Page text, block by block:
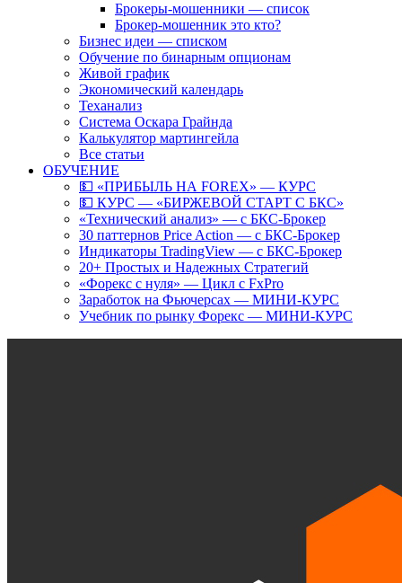
Брокеры-мошенники — список
Брокер-мошенник это кто?
Бизнес идеи — списком
Обучение по бинарным опционам
Живой график
Экономический календарь
Теханализ
Система Оскара Грайнда
Калькулятор мартингейла
Все статьи
ОБУЧЕНИЕ
💵 «ПРИБЫЛЬ НА FOREX» — КУРС
💵 КУРС — «БИРЖЕВОЙ СТАРТ С БКС»
«Технический анализ» — с БКС-Брокер
30 паттернов Price Action — с БКС-Брокер
Индикаторы TradingView — с БКС-Брокер
20+ Простых и Надежных Стратегий
«Форекс с нуля» — Цикл с FxPro
Заработок на Фьючерсах — МИНИ-КУРС
Учебник по рынку Форекс — МИНИ-КУРС